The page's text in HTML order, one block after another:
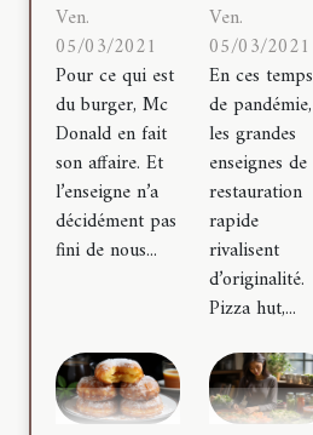
Ven.
05/03/2021
Pour ce qui est
du burger, Mc
Donald en fait
son affaire. Et
l’enseigne n’a
décidément pas
fini de nous...
Ven.
05/03/2021
En ces temps
de pandémie,
les grandes
enseignes de
restauration
rapide
rivalisent
d’originalité.
Pizza hut,...